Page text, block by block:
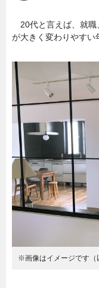
副業
グルメ
暮らし
20代と言えば、就職
が大きく変わりやすい
※画像はイメージです（